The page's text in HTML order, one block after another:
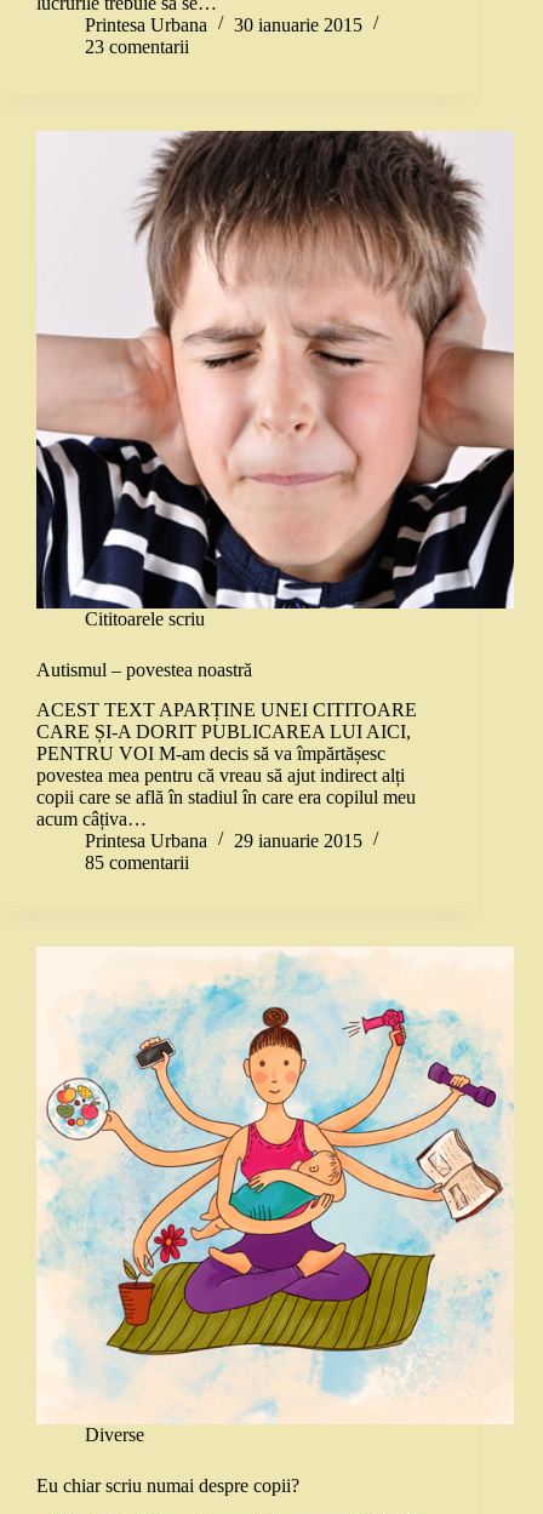
Printesa Urbana
30 ianuarie 2015
23 comentarii
Cititoarele scriu
Autismul – povestea noastră
ACEST TEXT APARȚINE UNEI CITITOARE
CARE ȘI-A DORIT PUBLICAREA LUI AICI,
PENTRU VOI M-am decis să va împărtășesc
povestea mea pentru că vreau să ajut indirect alți
copii care se află în stadiul în care era copilul meu
acum câțiva…
Printesa Urbana
29 ianuarie 2015
85 comentarii
Diverse
Eu chiar scriu numai despre copii?